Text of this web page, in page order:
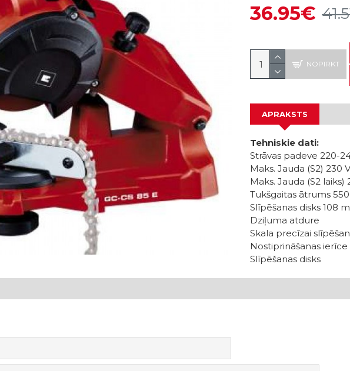
36.95€
NOPIRKT
APRAKSTS
Tehniskie dati:
Strāvas padeve 220-
Maks. Jauda (S2) 230
Maks. Jauda (S2 laiks)
Tukšgaitas ātrums
Slīpēšanas disks 108
Dziļuma atdure
Skala precīzai
Nostiprināšanas ierīce
Slīpēšanas disks